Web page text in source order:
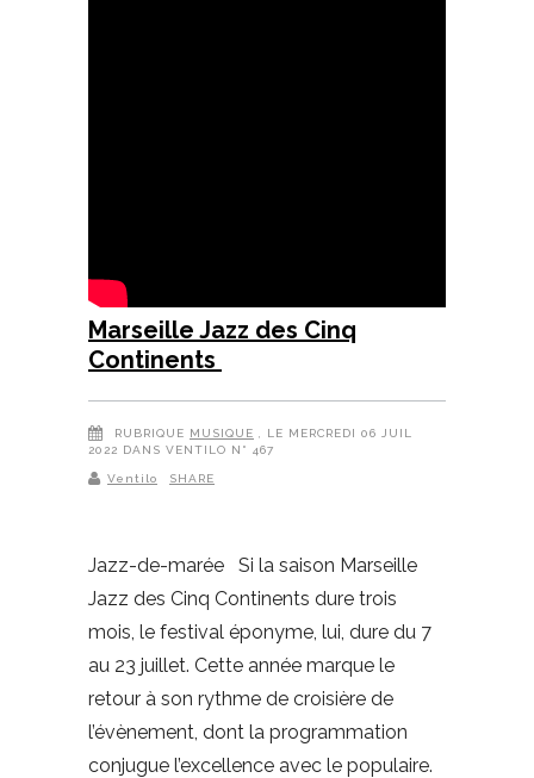
Marseille Jazz des Cinq
Continents
RUBRIQUE MUSIQUE
, LE MERCREDI 06 JUIL
2022 DANS VENTILO N° 467
Ventilo SHARE
Jazz-de-marée Si la saison Marseille
Jazz des Cinq Continents dure trois
mois, le festival éponyme, lui, dure du 7
au 23 juillet. Cette année marque le
retour à son rythme de croisière de
l’évènement, dont la programmation
conjugue l’excellence avec le populaire.